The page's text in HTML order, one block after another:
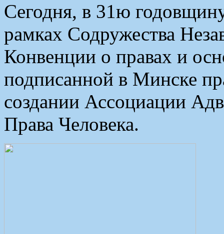
Сегодня, в 31ю
рамках Содружества
Конвенции о правах и
подписанной в Минске
создании Ассоциации
Права Человека.